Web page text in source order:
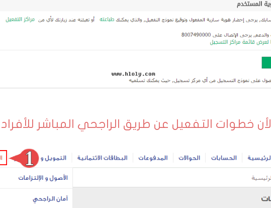
الأن خطوات التفعيل عن طريق الراجحي المباشر للأفراد